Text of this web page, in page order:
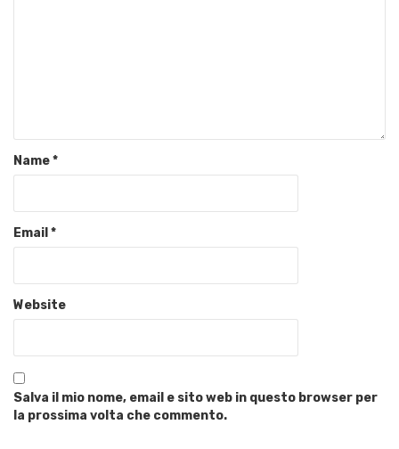
Name*
Email*
Website
Salva il mio nome, email e sito web in questo browser per
la prossima volta che commento.